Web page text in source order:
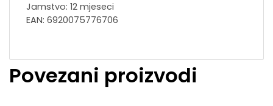
Jamstvo: 12 mjeseci
EAN: 6920075776706
Povezani proizvodi